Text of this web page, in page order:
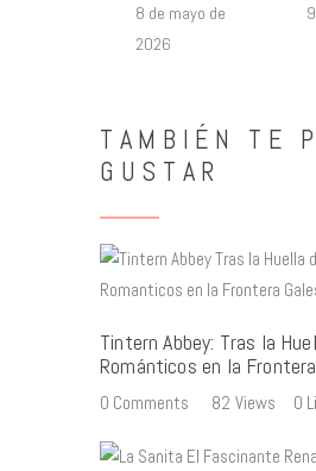
8 de mayo de
2026
TAMBIÉN TE
GUSTAR
Tintern Abbey: Tras la
Románticos en la
0 Comments 82 Views 0